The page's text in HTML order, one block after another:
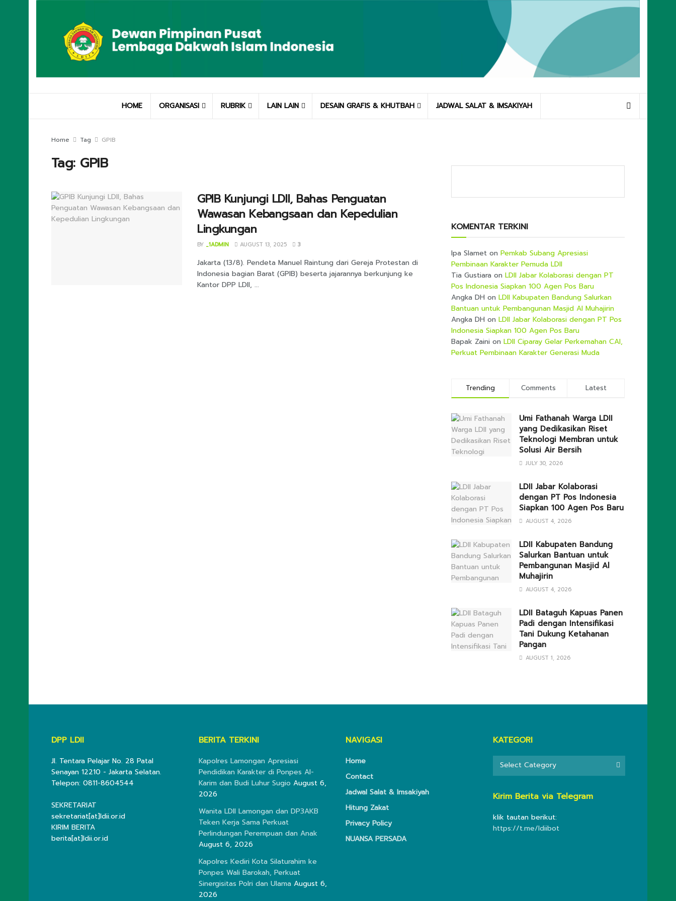
HOME ORGANISASI RUBRIK LAIN LAIN DESAIN GRAFIS & KHUTBAH JADWAL SALAT & IMSAKIYAH
Home Tag GPIB
Tag: GPIB
GPIB Kunjungi LDII, Bahas Penguatan
Wawasan Kebangsaan dan Kepedulian
Lingkungan
BY _1ADMIN AUGUST 13, 2025 3
Jakarta (13/8). Pendeta Manuel Raintung dari Gereja Protestan di
Indonesia bagian Barat (GPIB) beserta jajarannya berkunjung ke
Kantor DPP LDII, ...
KOMENTAR TERKINI
Ipa Slamet on Pemkab Subang Apresiasi
Pembinaan Karakter Pemuda LDII
Tia Gustiara on LDII Jabar Kolaborasi dengan PT
Pos Indonesia Siapkan 100 Agen Pos Baru
Angka DH on LDII Kabupaten Bandung Salurkan
Bantuan untuk Pembangunan Masjid Al Muhajirin
Angka DH on LDII Jabar Kolaborasi dengan PT Pos
Indonesia Siapkan 100 Agen Pos Baru
Bapak Zaini on LDII Ciparay Gelar Perkemahan CAI,
Perkuat Pembinaan Karakter Generasi Muda
Trending Comments Latest
Umi Fathanah Warga LDII
yang Dedikasikan Riset
Teknologi Membran untuk
Solusi Air Bersih
JULY 30, 2026
LDII Jabar Kolaborasi
dengan PT Pos Indonesia
Siapkan 100 Agen Pos Baru
AUGUST 4, 2026
LDII Kabupaten Bandung
Salurkan Bantuan untuk
Pembangunan Masjid Al
Muhajirin
AUGUST 4, 2026
LDII Bataguh Kapuas Panen
Padi dengan Intensifikasi
Tani Dukung Ketahanan
Pangan
AUGUST 1, 2026
DPP LDII
Jl. Tentara Pelajar No. 28 Patal
Senayan 12210 - Jakarta Selatan.
Telepon: 0811-8604544
SEKRETARIAT
sekretariat[at]ldii.or.id
KIRIM BERITA
berita[at]ldii.or.id
BERITA TERKINI
Kapolres Lamongan Apresiasi
Pendidikan Karakter di Ponpes Al-
Karim dan Budi Luhur Sugio August 6,
2026
Wanita LDII Lamongan dan DP3AKB
Teken Kerja Sama Perkuat
Perlindungan Perempuan dan Anak
August 6, 2026
Kapolres Kediri Kota Silaturahim ke
Ponpes Wali Barokah, Perkuat
Sinergisitas Polri dan Ulama August 6,
2026
NAVIGASI
Home
Contact
Jadwal Salat & Imsakiyah
Hitung Zakat
Privacy Policy
NUANSA PERSADA
KATEGORI
KATEGORI
Select Category
Kirim Berita via Telegram
klik tautan berikut:
https://t.me/ldiibot